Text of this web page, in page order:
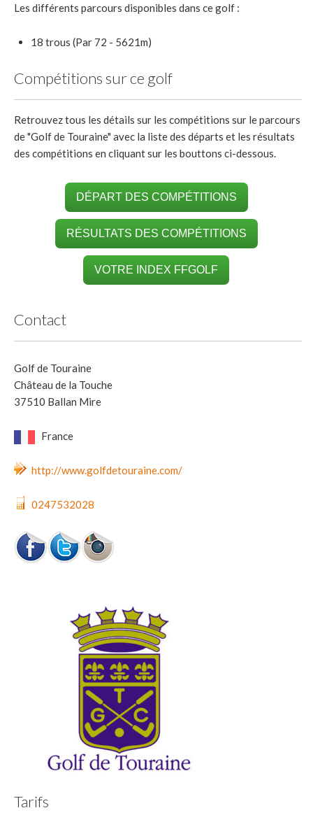
Les différents parcours disponibles dans ce golf :
18 trous (Par 72 - 5621m)
Compétitions sur ce golf
Retrouvez tous les détails sur les compétitions sur le parcours
de "Golf de Touraine" avec la liste des départs et les résultats
des compétitions en cliquant sur les bouttons ci-dessous.
DÉPART DES COMPÉTITIONS
RÉSULTATS DES COMPÉTITIONS
VOTRE INDEX FFGOLF
Contact
Golf de Touraine
Château de la Touche
37510 Ballan Mire
France
http://www.golfdetouraine.com/
0247532028
Tarifs